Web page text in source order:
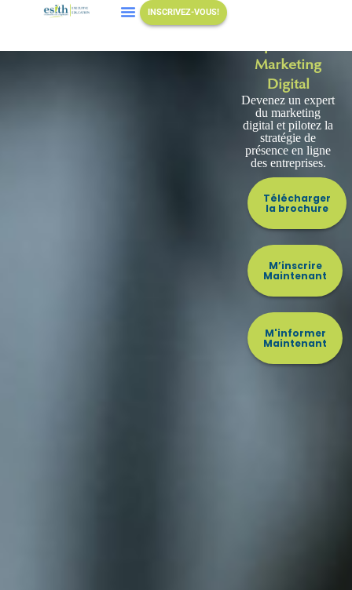
INSCRIVEZ-VOUS!
Marketing
Digital
Devenez un expert
du marketing
digital et pilotez la
stratégie de
présence en ligne
des entreprises.
Télécharger
la brochure
M’inscrire
Maintenant
M'informer
Maintenant